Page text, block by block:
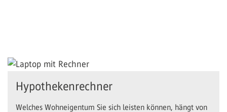
Hypothekenrechner
Welches Wohneigentum Sie sich leisten können, hängt von